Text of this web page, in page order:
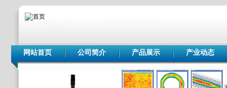
网站首页 公司简介 产品展示 产业动态